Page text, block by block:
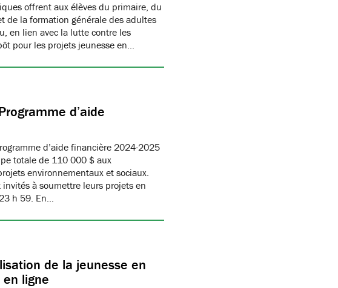
offrent aux élèves du primaire, du
de la formation générale des adultes
en lien avec la lutte contre les
pour les projets jeunesse en…
d’aide
d’aide financière 2024-2025
totale de 110 000 $ aux
environnementaux et sociaux.
à soumettre leurs projets en
h 59. En…
de la jeunesse en
ligne